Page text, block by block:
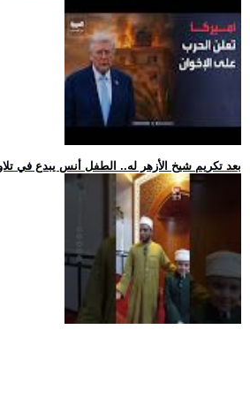
.. بعد تكريم شيخ الأزهر له.. الطفل أنس يبدع في